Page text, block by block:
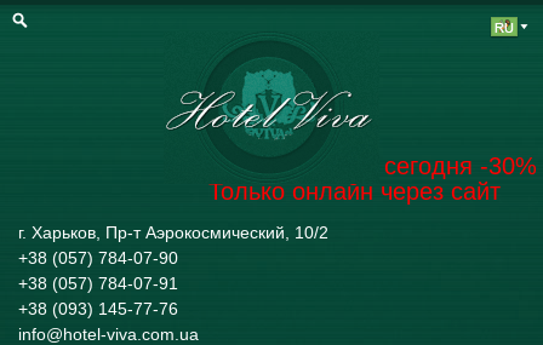
г. Харьков, Пр-т Аэрокосмический, 10/2
+38 (057) 784-07-90
+38 (057) 784-07-91
+38 (093) 145-77-76
info@hotel-viva.com.ua
Забронировать на сегодня -30%
Только онлайн через сайт